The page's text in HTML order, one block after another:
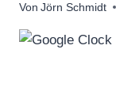
Von Jörn Schmidt